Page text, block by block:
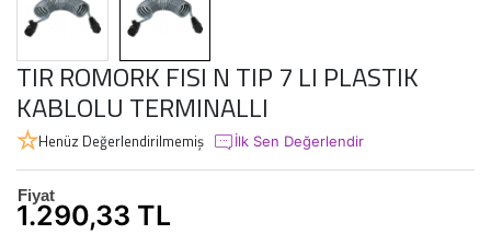
TIR ROMORK FISI N TIP 7 LI PLASTIK
KABLOLU TERMINALLI
Henüz Değerlendirilmemiş İlk Sen Değerlendir
Fiyat
1.290,33 TL